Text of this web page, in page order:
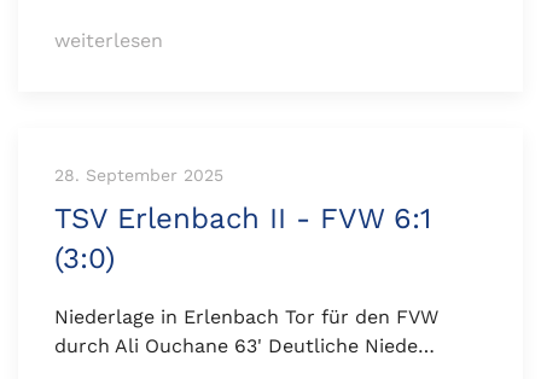
weiterlesen
28. September 2025
TSV Erlenbach II - FVW 6:1
(3:0)
Niederlage in Erlenbach Tor für den FVW
durch Ali Ouchane 63' Deutliche Niede…